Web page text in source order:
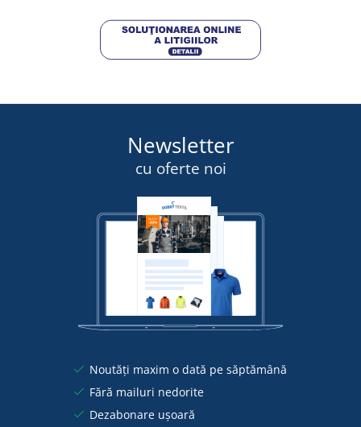
Newsletter
cu oferte noi
Noutăți maxim o dată pe săptămână
Fără mailuri nedorite
Dezabonare ușoară